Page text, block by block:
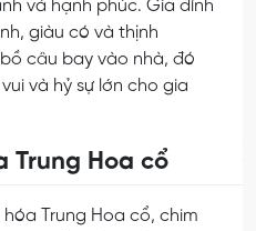
và hạnh phúc. Gia đình
giàu có và thịnh
câu bay vào nhà, đó
và hỷ sự lớn cho gia
Trung Hoa cổ
hóa Trung Hoa cổ, chim